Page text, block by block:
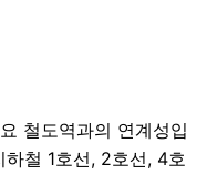
철도역과의 연계성입
철 1호선, 2호선, 4호